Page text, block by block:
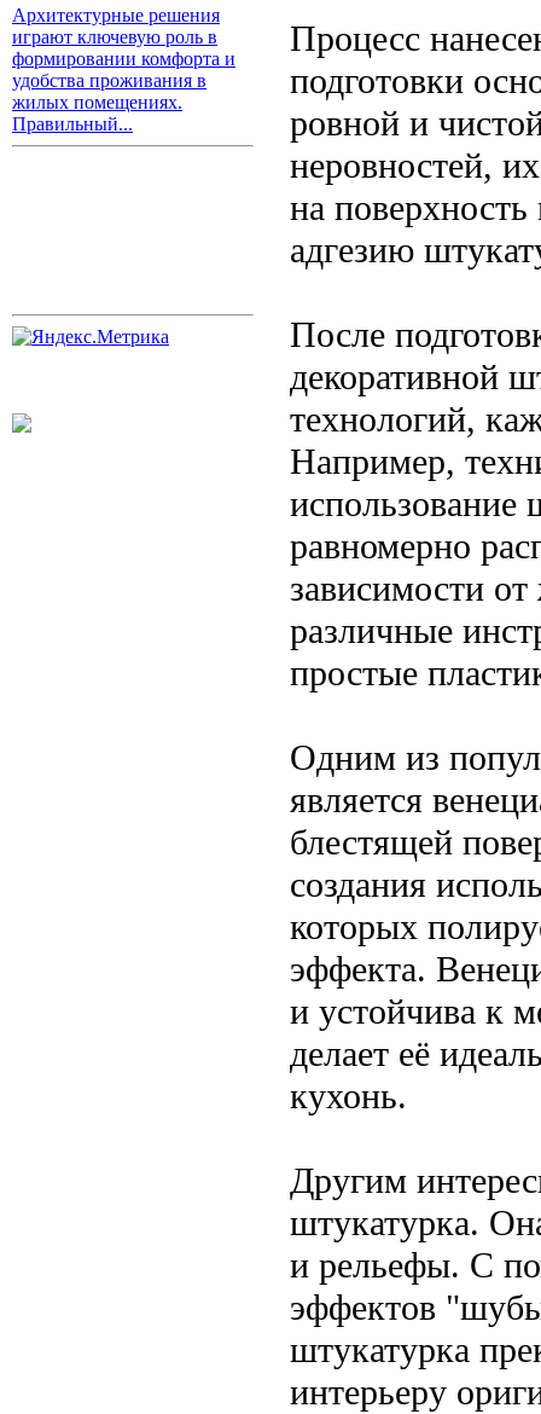
Архитектурные решения
играют ключевую роль в
формировании комфорта и
удобства проживания в
жилых помещениях.
Правильный...
Процесс
подготовки
ровной и
неровностей,
на поверхность
адгезию
После
декоративной
технологий,
Например,
использование
равномерно
зависимости
различные
простые
Одним из
является
блестящей
создания
которых
эффекта.
и устойчива к
делает её
кухонь.
Другим
штукатурка.
и рельефы. С
эффектов
штукатурка
интерьеру